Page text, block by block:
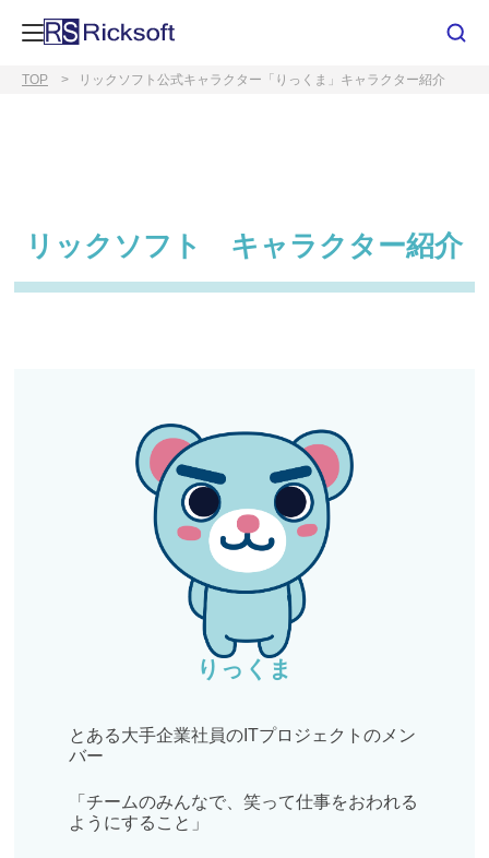
TOP リックソフト公式キャラクター「りっくま」キャラクター紹介
リックソフト キャラクター紹介
りっくま
とある大手企業社員のITプロジェクトのメン
バー
「チームのみんなで、笑って仕事をおわれる
ようにすること」